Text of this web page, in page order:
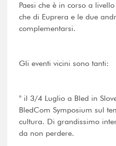
Paesi che è in corso a
che di Euprera e le due
complementarsi.
Gli eventi vicini sono tanti:
° il 3/4 Luglio a Bled in
BledCom Symposium sul
cultura. Di grandissimo
da non perdere.